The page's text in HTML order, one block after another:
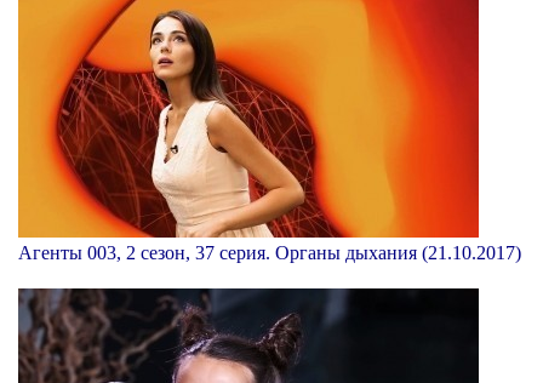
Агенты 003, 2 сезон, 37 серия. Органы дыхания (21.10.2017)